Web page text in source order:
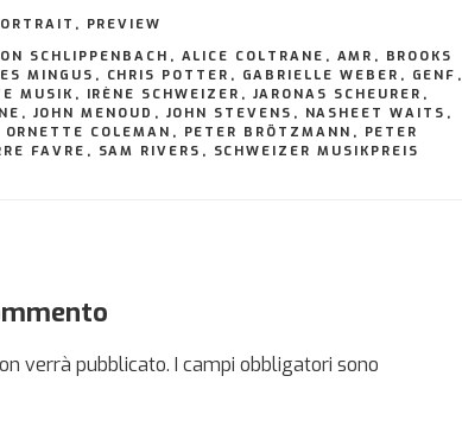
, PREVIEW
SCHLIPPENBACH , ALICE COLTRANE , AMR , BROOKS
MINGUS , CHRIS POTTER , GABRIELLE WEBER , GENF ,
MUSIK , IRÈNE SCHWEIZER , JARONAS SCHEURER ,
, JOHN MENOUD , JOHN STEVENS , NASHEET WAITS ,
ORNETTE COLEMAN , PETER BRÖTZMANN , PETER
FAVRE , SAM RIVERS , SCHWEIZER MUSIKPREIS
verrà pubblicato. I campi obbligatori sono